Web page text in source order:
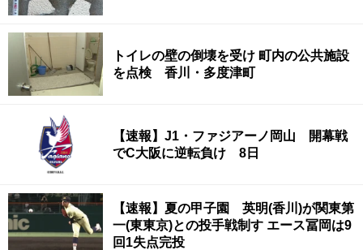
トイレの壁の倒壊を受け 町内の公共施設
を点検 香川・多度津町
【速報】J1・ファジアーノ岡山 開幕戦
でC大阪に逆転負け 8日
【速報】夏の甲子園 英明(香川)が関東第
一(東東京)との投手戦制す エース冨岡は9
回1失点完投